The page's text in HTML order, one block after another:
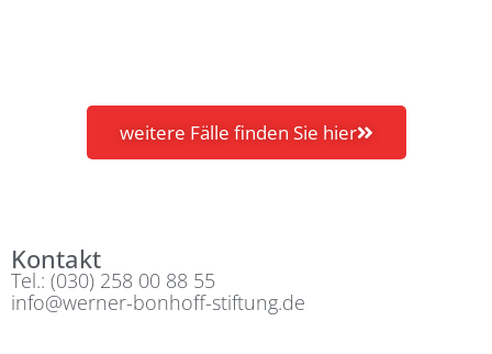
weitere Fälle finden Sie hier
Kontakt
Tel.: (030) 258 00 88 55
info@werner-bonhoff-stiftung.de